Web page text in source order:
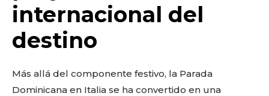
internacional del
destino
Más allá del componente festivo, la Parada
Dominicana en Italia se ha convertido en una